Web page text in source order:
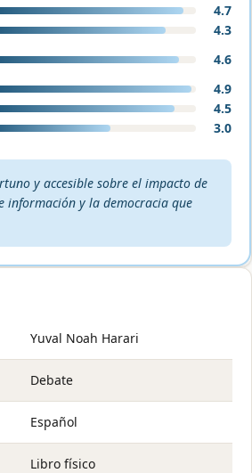
4.7
4.3
4.6
4.9
4.5
3.0
y accesible sobre el impacto de
información y la democracia que
Yuval Noah Harari
Debate
Español
Libro físico